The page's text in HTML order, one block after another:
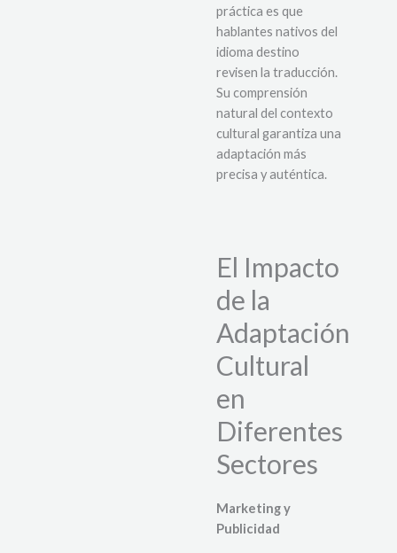
práctica es que
hablantes nativos del
idioma destino
revisen la traducción.
Su comprensión
natural del contexto
cultural garantiza una
adaptación más
precisa y auténtica.
El Impacto
de la
Adaptación
Cultural
en
Diferentes
Sectores
Marketing y
Publicidad